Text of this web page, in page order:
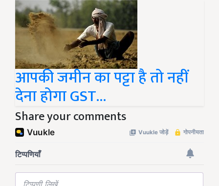
आपकी जमीन का पट्टा है तो नहीं
देना होगा GST...
Share your comments